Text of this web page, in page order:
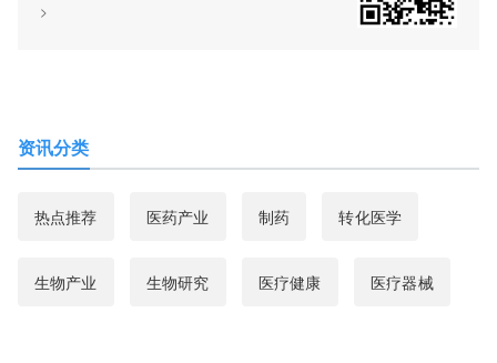
>
资讯分类
热点推荐 医药产业 制药 转化医学
生物产业 生物研究 医疗健康 医疗器械